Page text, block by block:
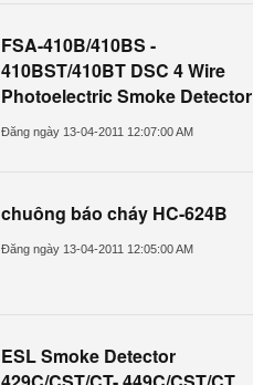
FSA-410B/410BS -
410BST/410BT DSC 4 Wire
Photoelectric Smoke Detector
Đăng ngày 13-04-2011 12:07:00 AM
chuông báo cháy HC-624B
Đăng ngày 13-04-2011 12:05:00 AM
ESL Smoke Detector